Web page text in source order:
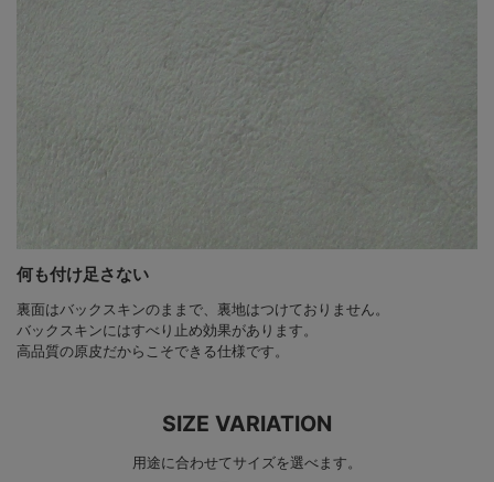
何も付け足さない
裏面はバックスキンのままで、裏地はつけておりません。
バックスキンにはすべり止め効果があります。
高品質の原皮だからこそできる仕様です。
SIZE VARIATION
用途に合わせてサイズを選べます。